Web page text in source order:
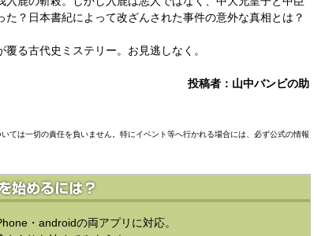
？日本書紀によって改ざんされた事件の意外な真相とは？
る古代史ミステリー。お見逃しなく。
投稿者：山中バンビの助
ては一切の責任を負いません。特にイベント等へ行かれる場合には、必ず公式の情報
・androidの両アプリに対応。